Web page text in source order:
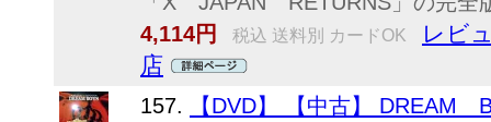
4,114円
税込 送料別 カードOK
レビ
店
157.
【DVD】 【中古】 DREAM